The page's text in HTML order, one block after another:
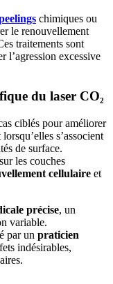
chimiques ou
le renouvellement
traitements sont
l’agression excessive
du laser CO₂
ciblés pour améliorer
s’associent
de surface.
les couches
cellulaire et
précise, un
variable.
par un praticien
indésirables,